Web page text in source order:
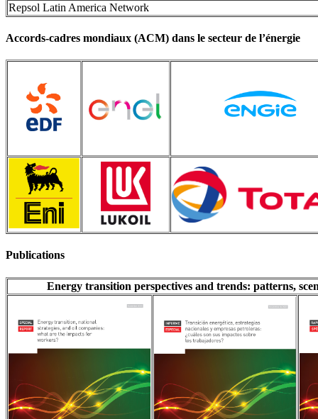
Repsol Latin America Network
Accords-cadres mondiaux (ACM) dans le secteur de l’énergie
Publications
Energy transition perspectives and trends: patterns,